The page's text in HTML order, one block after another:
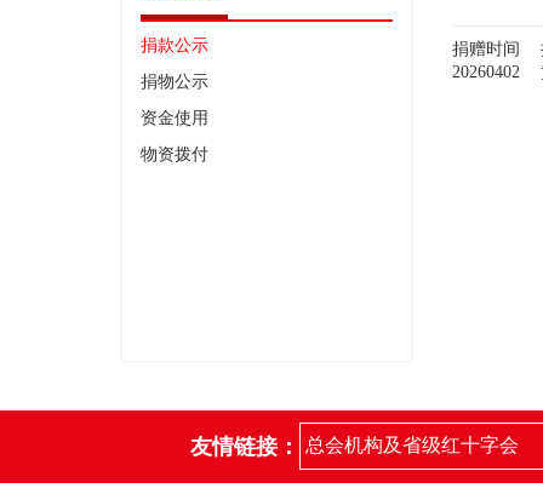
捐款公示
捐物公示
资金使用
物资拨付
捐赠时间
20260402
友情链接：